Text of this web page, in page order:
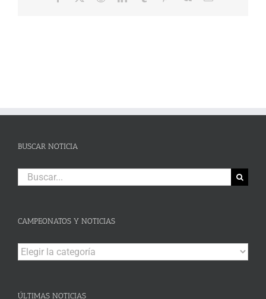
BUSCAR NOTICIA
Buscar:
CAMPEONATOS Y NOTICIAS
Campeonatos
y
ÚLTIMAS NOTICIAS